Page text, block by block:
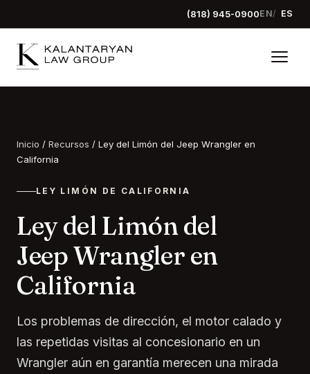
(818) 945-0900EN ES
Inicio / Recursos / Ley del Limón del Jeep Wrangler en
California
LEY LIMÓN DE CALIFORNIA
Ley del Limón del
Jeep Wrangler en
California
Los problemas de dirección, el motor calado y
las repetidas visitas al concesionario en un
Wrangler aún en garantía merecen una mirada